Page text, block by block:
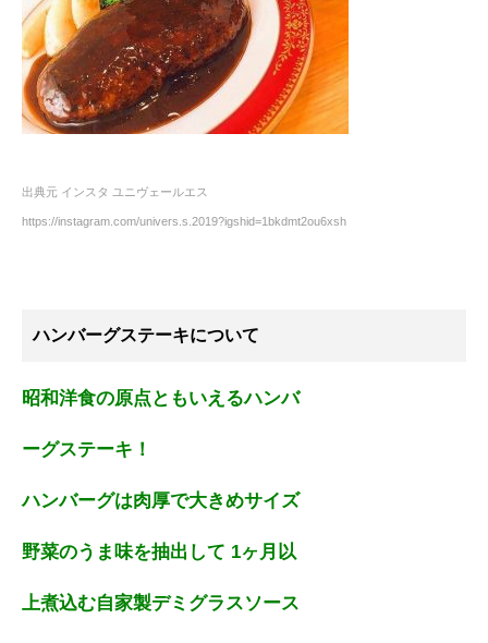
出典元 インスタ ユニヴェールエス
https://instagram.com/univers.s.2019?igshid=1bkdmt2ou6xsh
ハンバーグステーキについて
昭和洋食の原点ともいえるハンバ
ーグステーキ！
ハンバーグは肉厚で大きめサイズ
野菜のうま味を抽出して 1ヶ月以
上煮込む自家製デミグラスソース